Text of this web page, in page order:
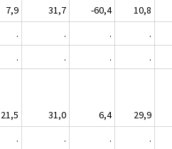
7,9 31,7 -60,4 10,8
. . . .
. . . .
21,5 31,0 6,4 29,9
. . . .